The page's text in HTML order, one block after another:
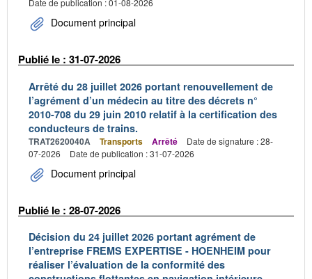
Date de publication : 01-08-2026
Document principal
Publié le : 31-07-2026
Arrêté du 28 juillet 2026 portant renouvellement de
l’agrément d’un médecin au titre des décrets n°
2010-708 du 29 juin 2010 relatif à la certification des
conducteurs de trains.
TRAT2620040A Transports Arrêté
Date de signature : 28-
07-2026
Date de publication : 31-07-2026
Document principal
Publié le : 28-07-2026
Décision du 24 juillet 2026 portant agrément de
l’entreprise FREMS EXPERTISE - HOENHEIM pour
réaliser l’évaluation de la conformité des